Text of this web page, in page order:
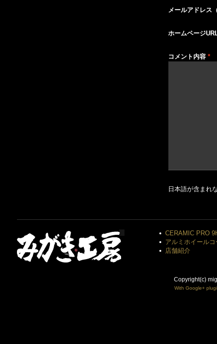
メールアドレス
ホームページ
コメント内容 *
日本語が含まれ
CERAMIC PRO
アルミホイール
店舗紹介
Copyright(c)
With Google+